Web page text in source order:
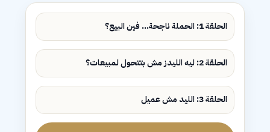
الحلقة 1: الحملة ناجحة... فين البيع؟
الحلقة 2: ليه الليدز مش بتتحول لمبيعات؟
الحلقة 3: الليد مش عميل